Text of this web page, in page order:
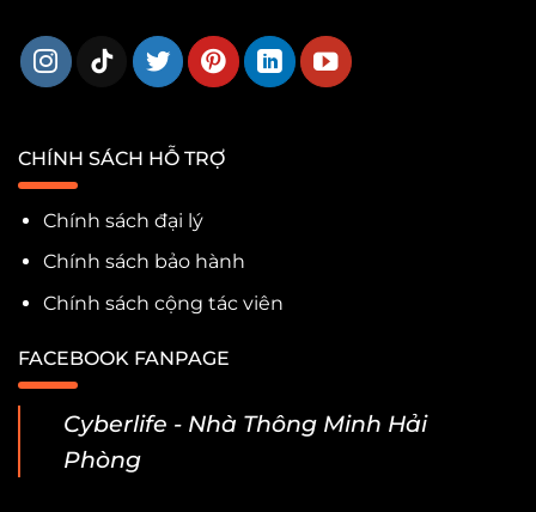
CHÍNH SÁCH HỖ TRỢ
Chính sách đại lý
Chính sách bảo hành
Chính sách cộng tác viên
FACEBOOK FANPAGE
Cyberlife - Nhà Thông Minh Hải
Phòng